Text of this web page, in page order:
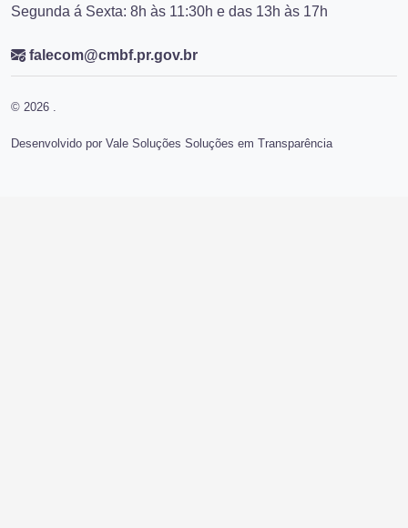
Segunda á Sexta: 8h às 11:30h e das 13h às 17h
falecom@cmbf.pr.gov.br
© 2026 .
Desenvolvido por Vale Soluções Soluções em Transparência